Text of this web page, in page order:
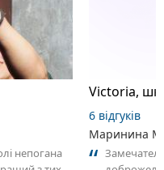
непогана
6 відгуків
Маринина